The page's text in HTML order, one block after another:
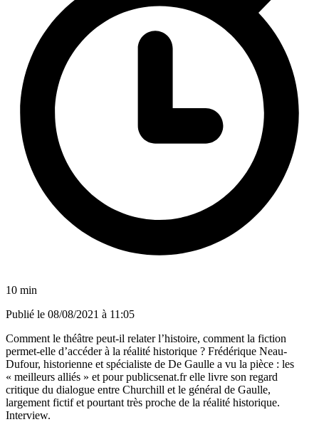
10 min
Publié le 08/08/2021 à 11:05
Comment le théâtre peut-il relater l’histoire, comment la fiction
permet-elle d’accéder à la réalité historique ? Frédérique Neau-
Dufour, historienne et spécialiste de De Gaulle a vu la pièce : les
« meilleurs alliés » et pour publicsenat.fr elle livre son regard
critique du dialogue entre Churchill et le général de Gaulle,
largement fictif et pourtant très proche de la réalité historique.
Interview.